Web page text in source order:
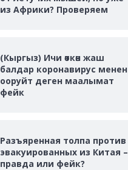
из Африки? Проверяем
(Кыргыз) Ичи өткөн жаш
балдар коронавирус менен
ооруйт деген маалымат
фейк
Разъяренная толпа против
эвакуированных из Китая –
правда или фейк?